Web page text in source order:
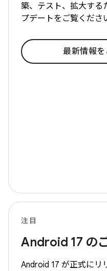
築、テスト、拡大する
プデートをご覧くださ
最新情報を
注目
Android 17 の
Android 17 が正式にリ